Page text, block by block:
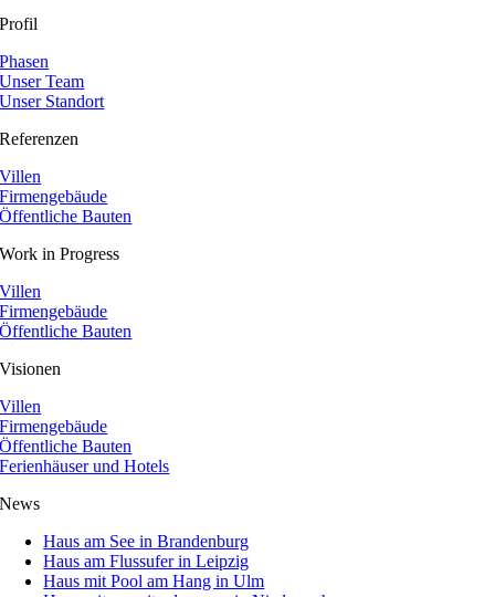
Profil
Phasen
Unser Team
Unser Standort
Referenzen
Villen
Firmengebäude
Öffentliche Bauten
Work in Progress
Villen
Firmengebäude
Öffentliche Bauten
Visionen
Villen
Firmengebäude
Öffentliche Bauten
Ferienhäuser und Hotels
News
Haus am See in Brandenburg
Haus am Flussufer in Leipzig
Haus mit Pool am Hang in Ulm